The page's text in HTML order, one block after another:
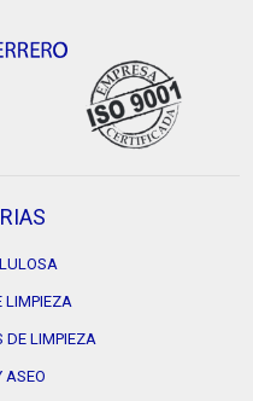
LIMPIEZA
DE LIMPIEZA
ASEO